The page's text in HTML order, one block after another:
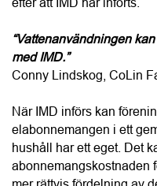
“IMD är en smart